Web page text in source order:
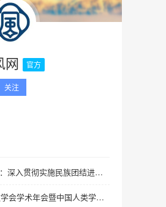
网 官方
关注
中央统战部、国家民委：深入贯彻实施民族团结进步促进法 进一步增强中华民族凝聚力向心力
2026年广东省民族宗教学会学术年会暨中国人类学民族学研究会城市民族工作研究专业委员会更名会议在深圳召开